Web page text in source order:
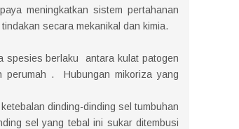
meningkatkan sistem pertahanan
secara mekanikal dan kimia.
berlaku antara kulat patogen
perumah . Hubungan mikoriza yang
dinding-dinding sel tumbuhan
sel yang tebal ini sukar ditembusi